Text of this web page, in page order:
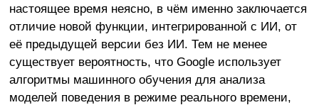
настоящее время неясно, в чём именно заключается
отличие новой функции, интегрированной с ИИ, от
её предыдущей версии без ИИ. Тем не менее
существует вероятность, что Google использует
алгоритмы машинного обучения для анализа
моделей поведения в режиме реального времени,